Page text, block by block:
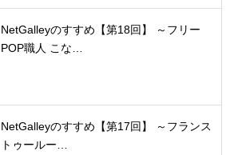
NetGalleyのすすめ【第18回】 ～フリー
POP職人 こな…
NetGalleyのすすめ【第17回】 ～フランス
トゥールー…